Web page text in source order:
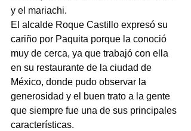
y el mariachi.
El alcalde Roque Castillo expresó su
cariño por Paquita porque la conoció
muy de cerca, ya que trabajó con ella
en su restaurante de la ciudad de
México, donde pudo observar la
generosidad y el buen trato a la gente
que siempre fue una de sus principales
características.